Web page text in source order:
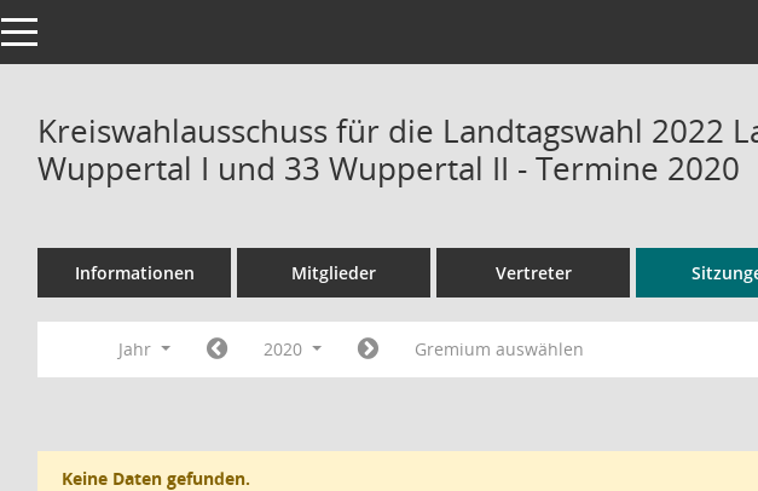
Toggle navigation
Kreiswahlausschuss für die Landtagswahl 2022
Wuppertal I und 33 Wuppertal II - Termine 2020
Informationen Mitglieder Vertreter
Jahr 2020 Gremium auswählen
Keine Daten gefunden.